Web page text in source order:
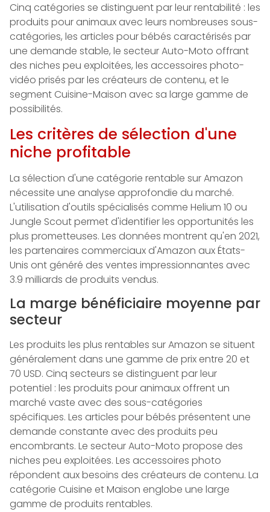
Cinq catégories se distinguent par leur rentabilité : les
produits pour animaux avec leurs nombreuses sous-
catégories, les articles pour bébés caractérisés par
une demande stable, le secteur Auto-Moto offrant
des niches peu exploitées, les accessoires photo-
vidéo prisés par les créateurs de contenu, et le
segment Cuisine-Maison avec sa large gamme de
possibilités.
Les critères de sélection d'une
niche profitable
La sélection d'une catégorie rentable sur Amazon
nécessite une analyse approfondie du marché.
L'utilisation d'outils spécialisés comme Helium 10 ou
Jungle Scout permet d'identifier les opportunités les
plus prometteuses. Les données montrent qu'en 2021,
les partenaires commerciaux d'Amazon aux États-
Unis ont généré des ventes impressionnantes avec
3.9 milliards de produits vendus.
La marge bénéficiaire moyenne par
secteur
Les produits les plus rentables sur Amazon se situent
généralement dans une gamme de prix entre 20 et
70 USD. Cinq secteurs se distinguent par leur
potentiel : les produits pour animaux offrent un
marché vaste avec des sous-catégories
spécifiques. Les articles pour bébés présentent une
demande constante avec des produits peu
encombrants. Le secteur Auto-Moto propose des
niches peu exploitées. Les accessoires photo
répondent aux besoins des créateurs de contenu. La
catégorie Cuisine et Maison englobe une large
gamme de produits rentables.